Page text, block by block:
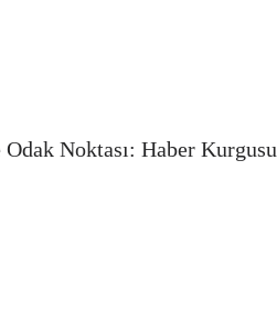
Noktası: Haber Kurgusu